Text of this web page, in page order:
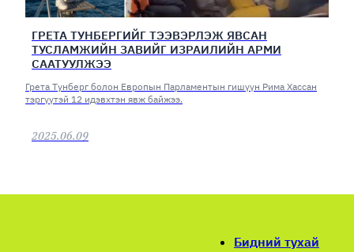
ГРЕТА ТУНБЕРГИЙГ ТЭЭВЭРЛЭЖ ЯВСАН
ТУСЛАМЖИЙН ЗАВИЙГ ИЗРАИЛИЙН АРМИ
СААТУУЛЖЭЭ
Грета Тунберг болон Европын Парламентын гишүүн Рима Хассан
тэргүүтэй 12 идэвхтэн явж байжээ.
2025.06.09
Бидний тухай